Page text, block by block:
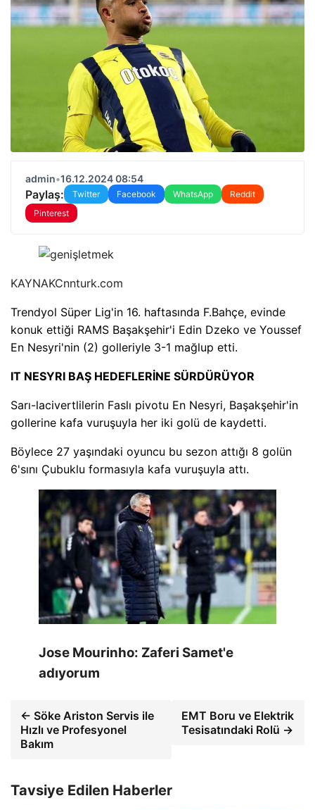
admin•16.12.2024 08:54
Paylaş: Twitter Facebook WhatsApp
Reddit
Pinterest
KAYNAKCnnturk.com
Trendyol Süper Lig'in 16. haftasında F.Bahçe, evinde
konuk ettiği RAMS Başakşehir'i Edin Dzeko ve Youssef
En Nesyri'nin (2) golleriyle 3-1 mağlup etti.
IT NESYRI BAŞ HEDEFLERİNE SÜRDÜRÜYOR
Sarı-lacivertlilerin Faslı pivotu En Nesyri, Başakşehir'in
gollerine kafa vuruşuyla her iki golü de kaydetti.
Böylece 27 yaşındaki oyuncu bu sezon attığı 8 golün
6'sını Çubuklu formasıyla kafa vuruşuyla attı.
Jose Mourinho: Zaferi Samet'e
adıyorum
← Söke Ariston Servis ile
Hızlı ve Profesyonel
Bakım
EMT Boru ve Elektrik
Tesisatındaki Rolü →
Tavsiye Edilen Haberler